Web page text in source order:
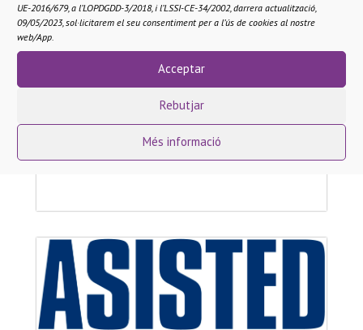
UE-2016/679, a l’LOPDGDD-3/2018, i l’LSSI-CE-34/2002, darrera actualització,
09/05/2023, sol·licitarem el seu consentiment per a l’ús de cookies al nostre
web/App.
Acceptar
Rebutjar
Més informació